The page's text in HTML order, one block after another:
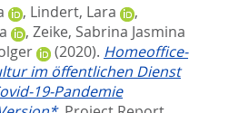
, Lindert, Lara
,
, Zeike, Sabrina Jasmina
(2020). Homeoffice-
im öffentlichen Dienst
19-Pandemie